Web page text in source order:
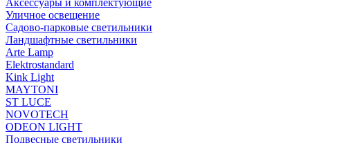
Аксессуары и комплектующие
Уличное освещение
Садово-парковые светильники
Ландшафтные светильники
Arte Lamp
Elektrostandard
Kink Light
MAYTONI
ST LUCE
NOVOTECH
ODEON LIGHT
Подвесные светильники